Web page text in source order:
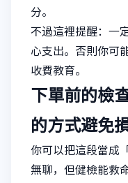
分。
不過這裡提醒：一
心支出。否則你可
收費教育。
下單前的檢
的方式避免
你可以把這段當成
無聊，但健檢能救